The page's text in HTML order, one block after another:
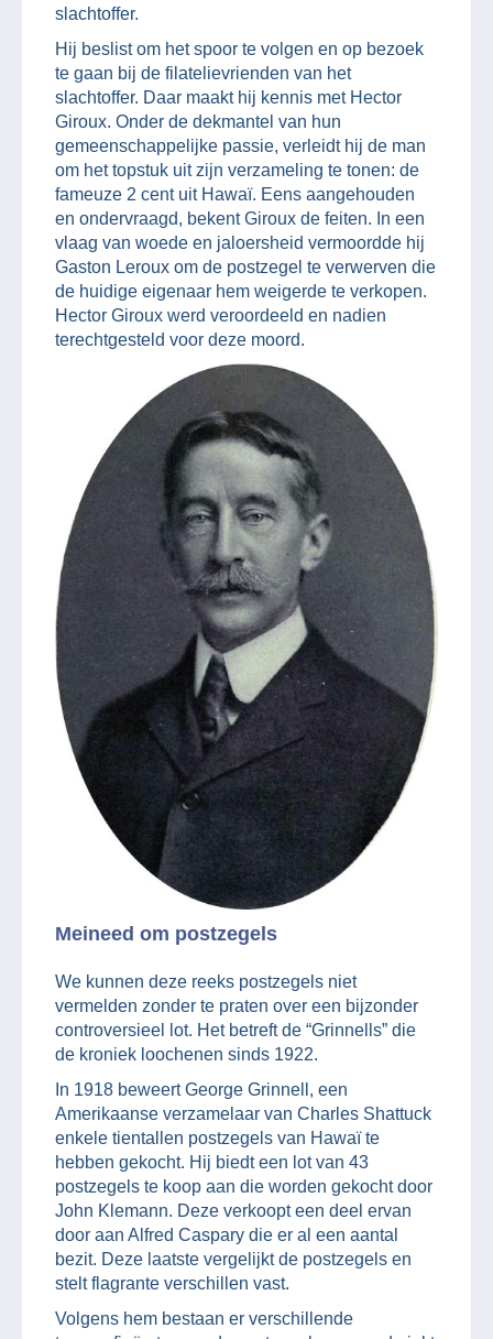
slachtoffer.
Hij beslist om het spoor te volgen en op bezoek
te gaan bij de filatelievrienden van het
slachtoffer. Daar maakt hij kennis met Hector
Giroux. Onder de dekmantel van hun
gemeenschappelijke passie, verleidt hij de man
om het topstuk uit zijn verzameling te tonen: de
fameuze 2 cent uit Hawaï. Eens aangehouden
en ondervraagd, bekent Giroux de feiten. In een
vlaag van woede en jaloersheid vermoordde hij
Gaston Leroux om de postzegel te verwerven die
de huidige eigenaar hem weigerde te verkopen.
Hector Giroux werd veroordeeld en nadien
terechtgesteld voor deze moord.
Meineed om postzegels
We kunnen deze reeks postzegels niet
vermelden zonder te praten over een bijzonder
controversieel lot. Het betreft de “Grinnells” die
de kroniek loochenen sinds 1922.
In 1918 beweert George Grinnell, een
Amerikaanse verzamelaar van Charles Shattuck
enkele tientallen postzegels van Hawaï te
hebben gekocht. Hij biedt een lot van 43
postzegels te koop aan die worden gekocht door
John Klemann. Deze verkoopt een deel ervan
door aan Alfred Caspary die er al een aantal
bezit. Deze laatste vergelijkt de postzegels en
stelt flagrante verschillen vast.
Volgens hem bestaan er verschillende